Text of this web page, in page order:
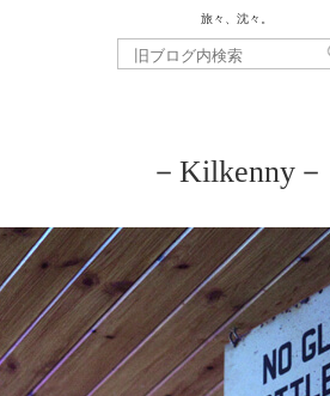
旅々、沈々。
－Kilkenny－